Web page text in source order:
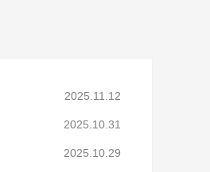
2025.11.12
2025.10.31
2025.10.29